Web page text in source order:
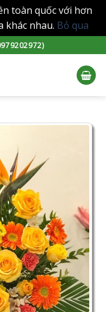
toàn quốc với hơn
khác nhau. Bỏ qua